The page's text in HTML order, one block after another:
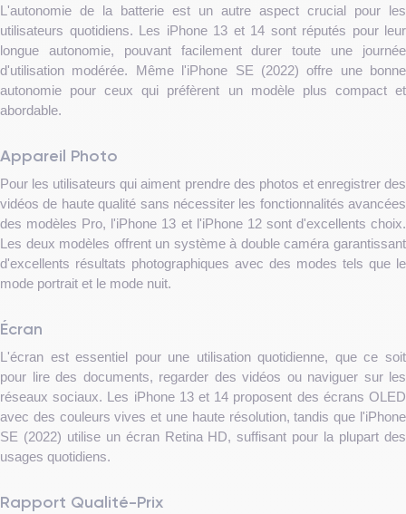
L'autonomie de la batterie est un autre aspect crucial pour les
utilisateurs quotidiens. Les iPhone 13 et 14 sont réputés pour leur
longue autonomie, pouvant facilement durer toute une journée
d'utilisation modérée. Même l'iPhone SE (2022) offre une bonne
autonomie pour ceux qui préfèrent un modèle plus compact et
abordable.
Appareil Photo
Pour les utilisateurs qui aiment prendre des photos et enregistrer des
vidéos de haute qualité sans nécessiter les fonctionnalités avancées
des modèles Pro, l'iPhone 13 et l'iPhone 12 sont d'excellents choix.
Les deux modèles offrent un système à double caméra garantissant
d'excellents résultats photographiques avec des modes tels que le
mode portrait et le mode nuit.
Écran
L'écran est essentiel pour une utilisation quotidienne, que ce soit
pour lire des documents, regarder des vidéos ou naviguer sur les
réseaux sociaux. Les iPhone 13 et 14 proposent des écrans OLED
avec des couleurs vives et une haute résolution, tandis que l'iPhone
SE (2022) utilise un écran Retina HD, suffisant pour la plupart des
usages quotidiens.
Rapport Qualité-Prix